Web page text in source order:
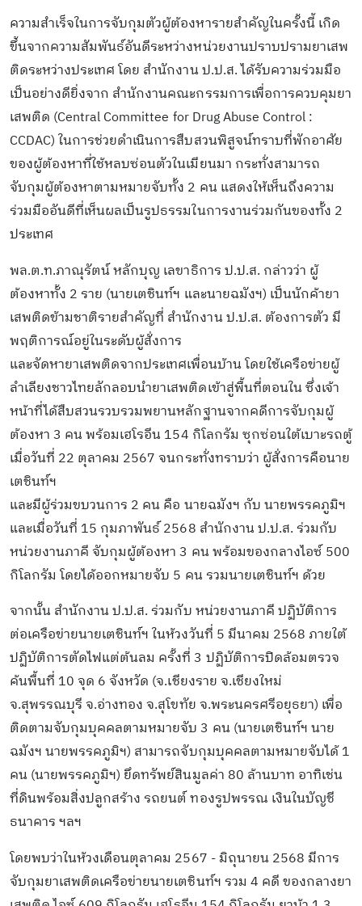
ความสำเร็จในการจับกุมตัวผู้ต้องหารายสำคัญในครั้งนี้ เกิด
ขึ้นจากความสัมพันธ์อันดีระหว่างหน่วยงานปราบปรามยาเสพ
ติดระหว่างประเทศ โดย สำนักงาน ป.ป.ส. ได้รับความร่วมมือ
เป็นอย่างดียิ่งจาก สำนักงานคณะกรรมการเพื่อการควบคุมยา
เสพติด (Central Committee for Drug Abuse Control :
CCDAC) ในการช่วยดำเนินการสืบสวนพิสูจน์ทราบที่พักอาศัย
ของผู้ต้องหาที่ใช้หลบซ่อนตัวในเมียนมา กระทั่งสามารถ
จับกุมผู้ต้องหาตามหมายจับทั้ง 2 คน แสดงให้เห็นถึงความ
ร่วมมืออันดีที่เห็นผลเป็นรูปธรรมในการงานร่วมกันของทั้ง 2
ประเทศ
พล.ต.ท.ภาณุรัตน์ หลักบุญ เลขาธิการ ป.ป.ส. กล่าวว่า ผู้
ต้องหาทั้ง 2 ราย (นายเตชินท์ฯ และนายฉมังฯ) เป็นนักค้ายา
เสพติดข้ามชาติรายสำคัญที่ สำนักงาน ป.ป.ส. ต้องการตัว มี
พฤติการณ์อยู่ในระดับผู้สั่งการ
และจัดหายาเสพติดจากประเทศเพื่อนบ้าน โดยใช้เครือข่ายผู้
ลำเลียงชาวไทยลักลอบนำยาเสพติดเข้าสู่พื้นที่ตอนใน ซึ่งเจ้า
หน้าที่ได้สืบสวนรวบรวมพยานหลักฐานจากคดีการจับกุมผู้
ต้องหา 3 คน พร้อมเฮโรอีน 154 กิโลกรัม ซุกซ่อนใต้เบาะรถตู้
เมื่อวันที่ 22 ตุลาคม 2567 จนกระทั่งทราบว่า ผู้สั่งการคือนาย
เตชินท์ฯ
และมีผู้ร่วมขบวนการ 2 คน คือ นายฉมังฯ กับ นายพรรคภูมิฯ
และเมื่อวันที่ 15 กุมภาพันธ์ 2568 สำนักงาน ป.ป.ส. ร่วมกับ
หน่วยงานภาคี จับกุมผู้ต้องหา 3 คน พร้อมของกลางไอซ์ 500
กิโลกรัม โดยได้ออกหมายจับ 5 คน รวมนายเตชินท์ฯ ด้วย
จากนั้น สำนักงาน ป.ป.ส. ร่วมกับ หน่วยงานภาคี ปฏิบัติการ
ต่อเครือข่ายนายเตชินท์ฯ ในห้วงวันที่ 5 มีนาคม 2568 ภายใต้
ปฏิบัติการตัดไฟแต่ต้นลม ครั้งที่ 3 ปฏิบัติการปิดล้อมตรวจ
ค้นพื้นที่ 10 จุด 6 จังหวัด (จ.เชียงราย จ.เชียงใหม่
จ.สุพรรณบุรี จ.อ่างทอง จ.สุโขทัย จ.พระนครศรีอยุธยา) เพื่อ
ติดตามจับกุมบุคคลตามหมายจับ 3 คน (นายเตชินท์ฯ นาย
ฉมังฯ นายพรรคภูมิฯ) สามารถจับกุมบุคคลตามหมายจับได้ 1
คน (นายพรรคภูมิฯ) ยึดทรัพย์สินมูลค่า 80 ล้านบาท อาทิเช่น
ที่ดินพร้อมสิ่งปลูกสร้าง รถยนต์ ทองรูปพรรณ เงินในบัญชี
ธนาคาร ฯลฯ
โดยพบว่าในห้วงเดือนตุลาคม 2567 - มิถุนายน 2568 มีการ
จับกุมยาเสพติดเครือข่ายนายเตชินท์ฯ รวม 4 คดี ของกลางยา